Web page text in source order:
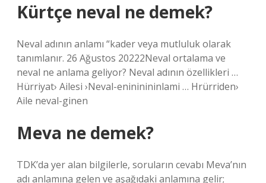
Kürtçe neval ne demek?
Neval adının anlamı “kader veya mutluluk olarak
tanımlanır. 26 Ağustos 20222Neval ortalama ve
neval ne anlama geliyor? Neval adının özellikleri …
Hürriyat› Ailesi ›Neval-enininininlami … Hrürriden›
Aile neval-ginen
Meva ne demek?
TDK’da yer alan bilgilerle, soruların cevabı Meva’nın
adı anlamına gelen ve aşağıdaki anlamına gelir;